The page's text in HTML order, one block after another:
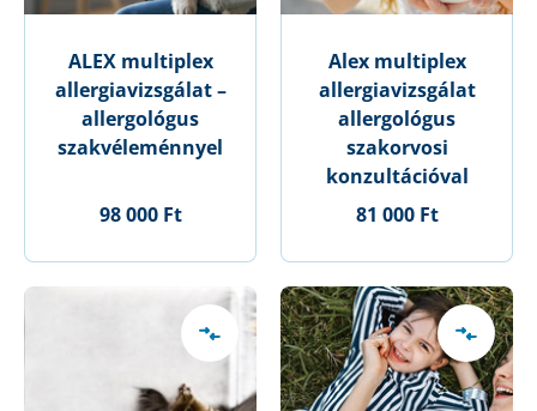
ALEX multiplex
allergiavizsgálat –
allergológus
szakvéleménnyel
98 000 Ft
Alex multiplex
allergiavizsgálat
allergológus
szakorvosi
konzultációval
81 000 Ft